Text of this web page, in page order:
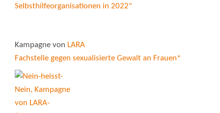
Kampagne von LARA
Fachstelle gegen sexualisierte Gewalt an Frauen*